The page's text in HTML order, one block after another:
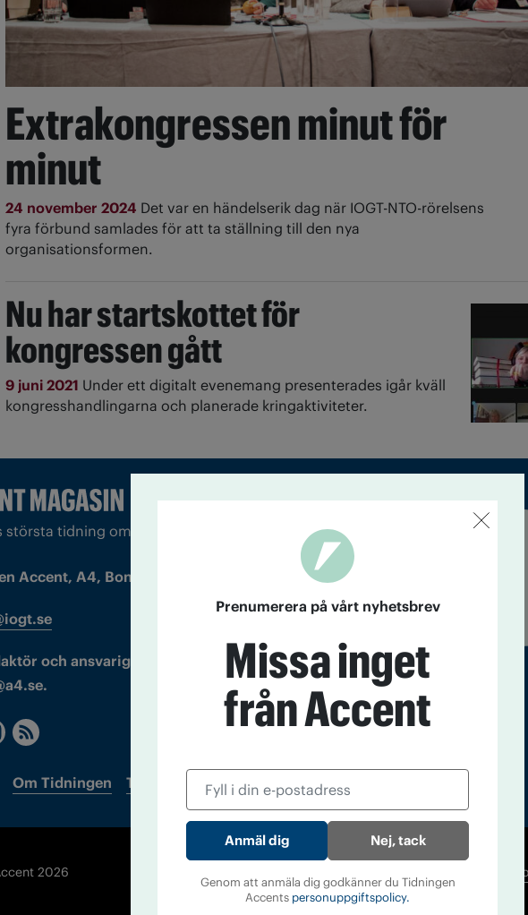
Extrakongressen minut för
minut
24 november 2024 Det var en händelserik dag när IOGT-NTO-rörelsens
fyra förbund samlades för att ta ställning till den nya
organisationsformen.
Nu har startskottet för
kongressen gått
9 juni 2021 Under ett digitalt evenemang presenterades igår kväll
kongresshandlingarna och planerade kringaktiviteter.
största tidning om droger och nykterhet
Accent, A4, Bondegatan 21, 116 33 Stockholm
och ansvarig utgivare: Barbro Janson Lundkvist,
Om Tidningen Tidningsarkiv In English
Accent
2026
Prenumerera på vårt nyhetsbrev
Missa inget
från Accent
Nej, tack
Genom att anmäla dig godkänner du Tidningen
Accents personuppgiftspolicy.